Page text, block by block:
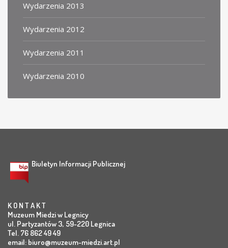
Wydarzenia 2013
Wydarzenia 2012
Wydarzenia 2011
Wydarzenia 2010
Biuletyn Informacji Publicznej
K O N T A K T
Muzeum Miedzi w Legnicy
ul. Partyzantów 3, 59-220 Legnica
Tel. 76 862 49 49
email: biuro@muzeum-miedzi.art.pl